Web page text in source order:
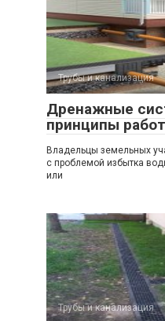
Трубы и канализация
Дренажные
принципы
Владельцы земельных
с проблемой избытка
или
Трубы и канализация